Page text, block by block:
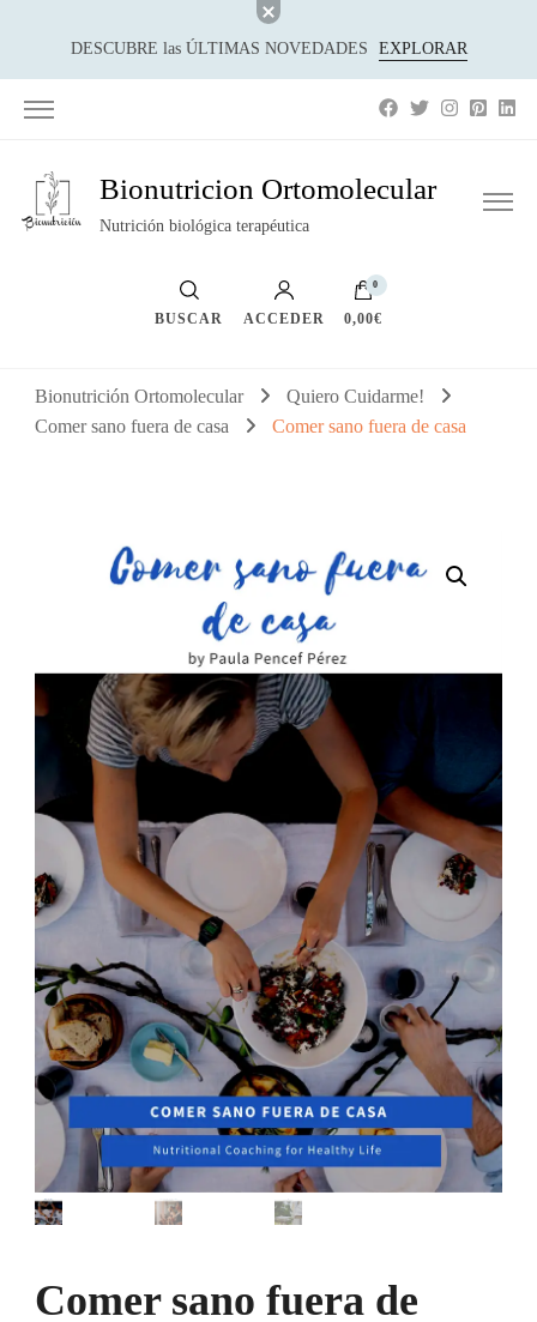
DESCUBRE las ÚLTIMAS NOVEDADES EXPLORAR
Bionutricion Ortomolecular
Nutrición biológica terapéutica
BUSCAR ACCEDER
0
0,00€
Bionutrición Ortomolecular
Quiero Cuidarme!
Comer sano fuera de casa
Comer sano fuera de casa
Comer sano fuera de